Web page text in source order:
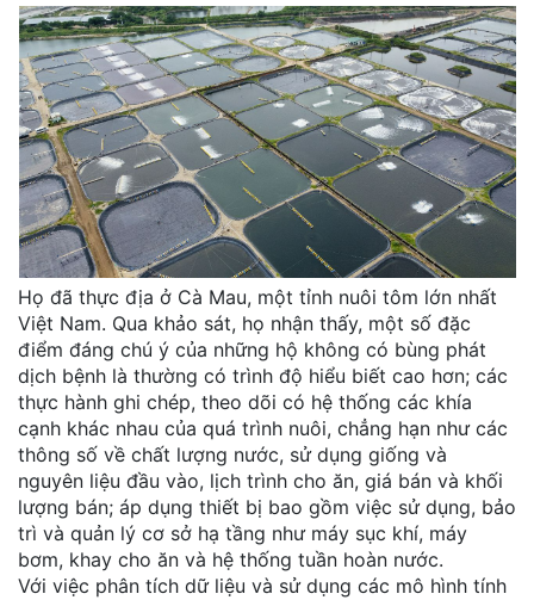
Họ đã thực địa ở Cà Mau, một tỉnh nuôi tôm lớn nhất
Việt Nam. Qua khảo sát, họ nhận thấy, một số đặc
điểm đáng chú ý của những hộ không có bùng phát
dịch bệnh là thường có trình độ hiểu biết cao hơn; các
thực hành ghi chép, theo dõi có hệ thống các khía
cạnh khác nhau của quá trình nuôi, chẳng hạn như các
thông số về chất lượng nước, sử dụng giống và
nguyên liệu đầu vào, lịch trình cho ăn, giá bán và khối
lượng bán; áp dụng thiết bị bao gồm việc sử dụng, bảo
trì và quản lý cơ sở hạ tầng như máy sục khí, máy
bơm, khay cho ăn và hệ thống tuần hoàn nước.
Với việc phân tích dữ liệu và sử dụng các mô hình tính